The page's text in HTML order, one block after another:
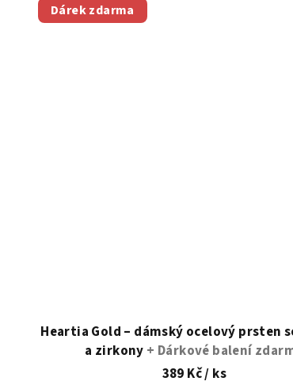
Dárek zdarma
Heartia Gold – dámský ocelový prsten
a zirkony + Dárkové balení
389 Kč/ ks